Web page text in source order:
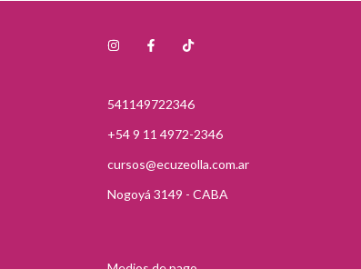
541149722346
+54 9 11 4972-2346
cursos@ecuzeolla.com.ar
Nogoyá 3149 - CABA